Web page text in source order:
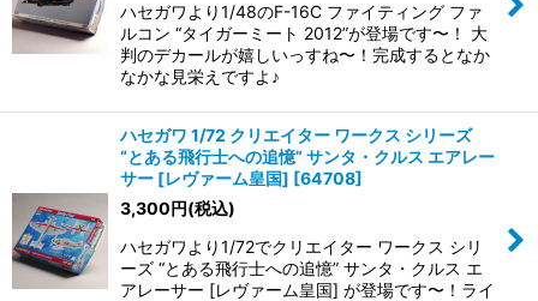
ハセガワより1/48のF-16C ファイティング ファ
ルコン “タイガーミート 2012”が登場です〜！ 大
判のデカールが嬉しいっすね〜！完成するとなか
なかな見栄えですよ♪
ハセガワ 1/72 クリエイター ワークス シリーズ
“とある飛行士への追憶” サンタ・クルス エアレー
サー [レヴァーム皇国] [64708]
3,300円(税込)
ハセガワより1/72でクリエイター ワークス シリ
ーズ “とある飛行士への追憶” サンタ・クルス エ
アレーサー [レヴァーム皇国] が登場です〜！ライ